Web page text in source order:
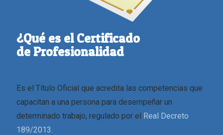
¿Qué es el Certificado
de Profesionalidad
Es el Título Oficial que acredita las competencias que
capacitan a una persona para desempeñar un
determinado trabajo, regulado por el Real Decreto
189/2013.